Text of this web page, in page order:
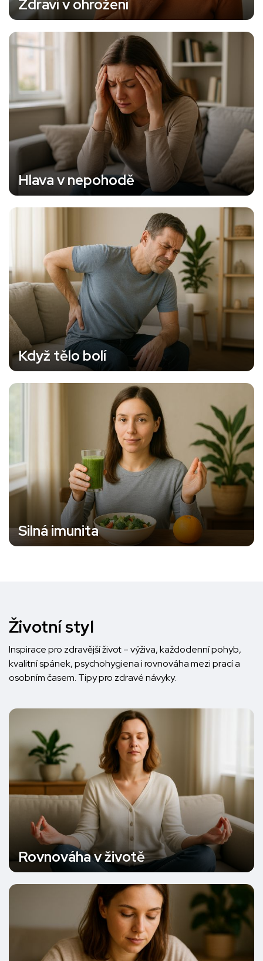
Zdraví v ohrožení
Hlava v nepohodě
Když tělo bolí
Silná imunita
Životní styl
Inspirace pro zdravější život – výživa, každodenní pohyb,
kvalitní spánek, psychohygiena i rovnováha mezi prací a
osobním časem. Tipy pro zdravé návyky.
Rovnováha v životě